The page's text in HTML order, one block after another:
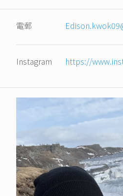
電郵
Instagram https://